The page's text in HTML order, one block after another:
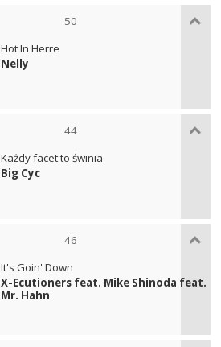
50
Hot In Herre
Nelly
44
Każdy facet to świnia
Big Cyc
46
It's Goin' Down
X-Ecutioners feat. Mike Shinoda feat.
Mr. Hahn